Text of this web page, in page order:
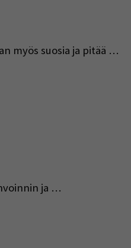
myös suosia ja pitää …
ja …